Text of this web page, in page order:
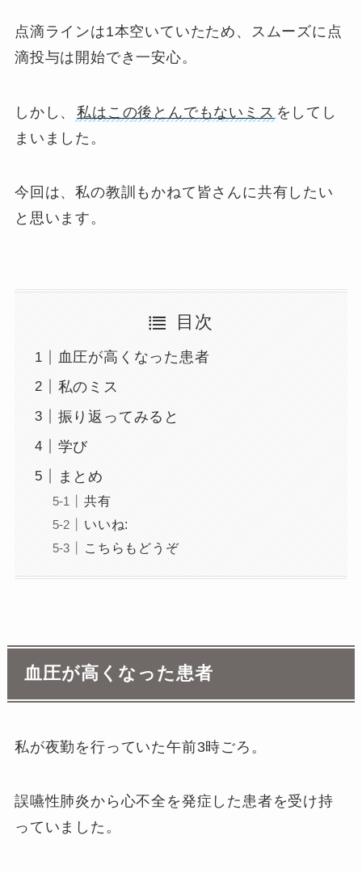
点滴ラインは1本空いていたため、スムーズに点
滴投与は開始でき一安心。
しかし、 私はこの後とんでもないミス をしてし
まいました。
今回は、私の教訓もかねて皆さんに共有したい
と思います。
目次
血圧が高くなった患者
私のミス
振り返ってみると
学び
まとめ
共有
いいね:
こちらもどうぞ
血圧が高くなった患者
私が夜勤を行っていた午前3時ごろ。
誤嚥性肺炎から心不全を発症した患者を受け持
っていました。